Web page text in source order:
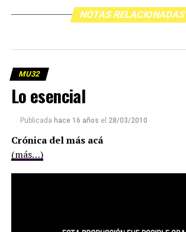
NOTAS RELACIONADAS
MU32
Lo esencial
Publicada hace 16 años el 28/03/2010
Crónica del más acá
(más…)